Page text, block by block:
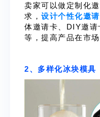
卖家可以做定制化
求， 设计个性化邀
体邀请卡、DIY邀请
等，提高产品在市场
2、多样化冰块模具